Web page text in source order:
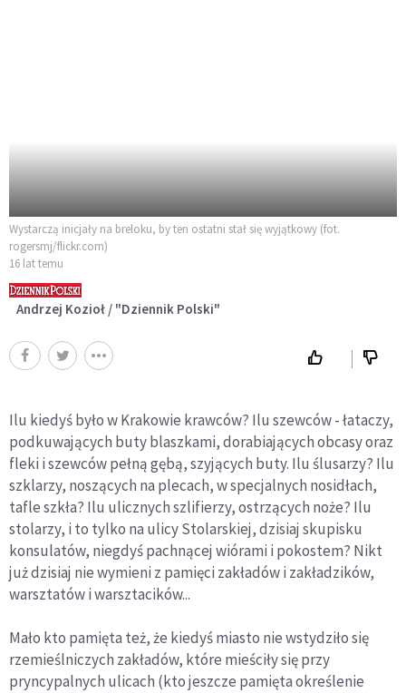
Wystarczą inicjały na breloku, by ten ostatni stał się wyjątkowy (fot.
rogersmj/flickr.com)
16 lat temu
Andrzej Kozioł / "Dziennik Polski"
Ilu kiedyś było w Krakowie krawców? Ilu szewców - łataczy,
podkuwających buty blaszkami, dorabiających obcasy oraz
fleki i szewców pełną gębą, szyjących buty. Ilu ślusarzy? Ilu
szklarzy, noszących na plecach, w specjalnych nosidłach,
tafle szkła? Ilu ulicznych szlifierzy, ostrzących noże? Ilu
stolarzy, i to tylko na ulicy Stolarskiej, dzisiaj skupisku
konsulatów, niegdyś pachnącej wiórami i pokostem? Nikt
już dzisiaj nie wymieni z pamięci zakładów i zakładzików,
warsztatów i warsztacików...
Mało kto pamięta też, że kiedyś miasto nie wstydziło się
rzemieślniczych zakładów, które mieściły się przy
pryncypalnych ulicach (kto jeszcze pamięta określenie